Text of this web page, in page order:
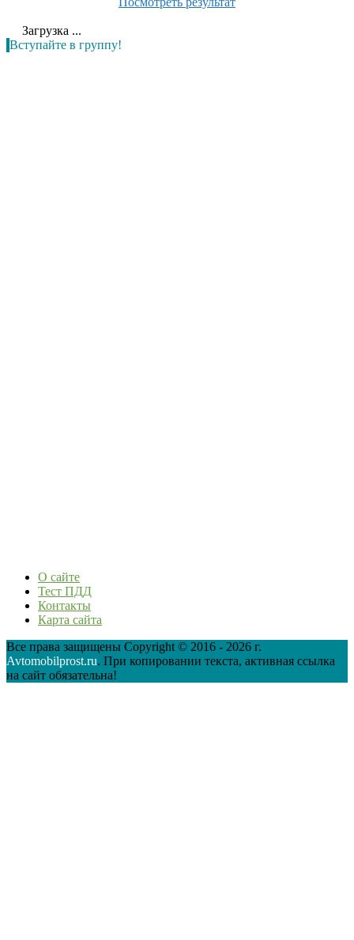
Загрузка ...
Вступайте в группу!
О сайте
Тест ПДД
Контакты
Карта сайта
Все права защищены Copyright © 2016 - 2026 г.
Avtomobilprost.ru. При копировании текста, активная ссылка
на сайт обязательна!